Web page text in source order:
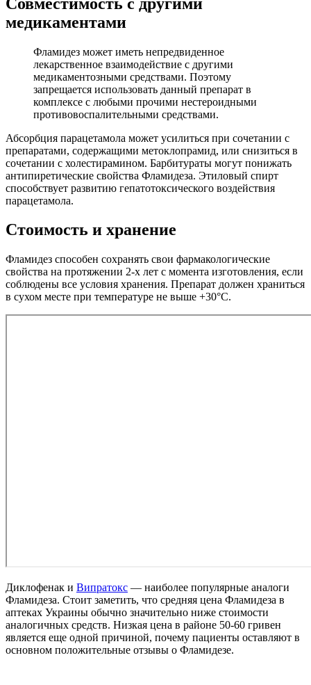
медикаментами
Фламидез может иметь непредвиденное
лекарственное взаимодействие с другими
медикаментозными средствами. Поэтому
запрещается использовать данный препарат в
комплексе с любыми прочими нестероидными
противовоспалительными средствами.
Абсорбция парацетамола может усилиться при сочетании с
препаратами, содержащими метоклопрамид, или снизиться в
сочетании с холестирамином. Барбитураты могут понижать
антипиретические свойства Фламидеза. Этиловый спирт
способствует развитию гепатотоксического воздействия
парацетамола.
Стоимость и хранение
Фламидез способен сохранять свои фармакологические
свойства на протяжении 2-х лет с момента изготовления, если
соблюдены все условия хранения. Препарат должен храниться
в сухом месте при температуре не выше +30°C.
Диклофенак и Випратокс — наиболее популярные аналоги
Фламидеза. Стоит заметить, что средняя цена Фламидеза в
аптеках Украины обычно значительно ниже стоимости
аналогичных средств. Низкая цена в районе 50-60 гривен
является еще одной причиной, почему пациенты оставляют в
основном положительные отзывы о Фламидезе.